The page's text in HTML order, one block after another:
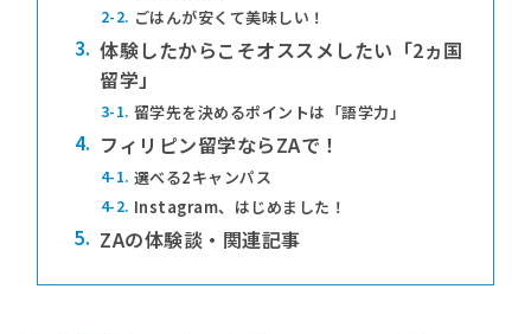
2-2. ごはんが安くて美味しい！
3. 体験したからこそオススメしたい「2ヵ国
留学」
3-1. 留学先を決めるポイントは「語学力」
4. フィリピン留学ならZAで！
4-1. 選べる2キャンパス
4-2. Instagram、はじめました！
5. ZAの体験談・関連記事